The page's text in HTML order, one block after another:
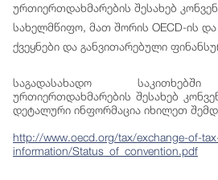
ურთიერთდახმარების შესახებ
სახელმწიფო, მათ შორის OECD-ის
ქვეყნები და განვითარებული
საგადასახადო საკითხებში
ურთიერთდახმარების შესახებ
დეტალური ინფორმაცია იხილეთ
http://www.oecd.org/tax/exchange-of-
information/Status_of_convention.pdf